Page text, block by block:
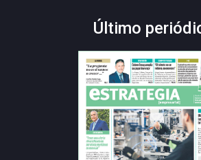
Último